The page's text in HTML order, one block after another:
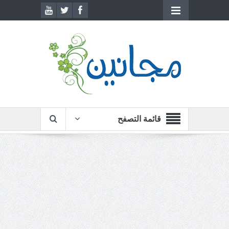
قائمة التصفح